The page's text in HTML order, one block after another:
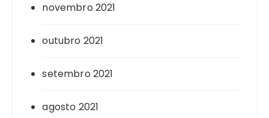
novembro 2021
outubro 2021
setembro 2021
agosto 2021